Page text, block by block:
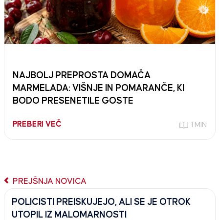
NAJBOLJ PREPROSTA DOMAČA
MARMELADA: VIŠNJE IN POMARANČE, KI
BODO PRESENETILE GOSTE
PREBERI VEČ 1 MIN
PREJŠNJA NOVICA
POLICISTI PREISKUJEJO, ALI SE JE OTROK
UTOPIL IZ MALOMARNOSTI